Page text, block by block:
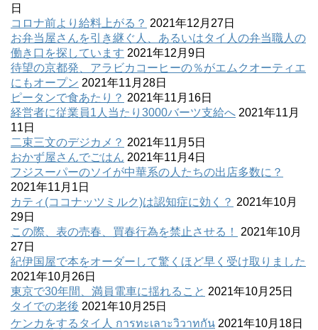
日
コロナ前より給料上がる？ 2021年12月27日
お弁当屋さんを引き継ぐ人、あるいはタイ人の弁当職人の
働き口を探しています 2021年12月9日
待望の京都発、アラビカコーヒーの％がエムクオーティエ
にもオープン 2021年11月28日
ピータンで食あたり？ 2021年11月16日
経営者に従業員1人当たり3000バーツ支給へ 2021年11月
11日
二束三文のデジカメ？ 2021年11月5日
おかず屋さんでごはん 2021年11月4日
フジスーパーのソイが中華系の人たちの出店多数に？
2021年11月1日
カティ(ココナッツミルク)は認知症に効く？ 2021年10月
29日
この際、表の売春、買春行為を禁止させる！
2021年10月
27日
紀伊国屋で本をオーダーして驚くほど早く受け取りました
2021年10月26日
東京で30年間、満員電車に揺れること 2021年10月25日
タイでの老後 2021年10月25日
ケンカをするタイ人 การทะเลาะวิวาทกัน 2021年10月18日